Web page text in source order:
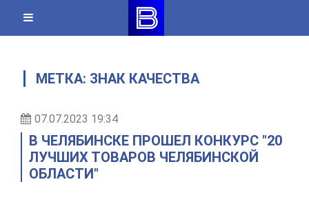
content
МЕТКА: ЗНАК КАЧЕСТВА
07.07.2023 19:34
В ЧЕЛЯБИНСКЕ ПРОШЕЛ КОНКУРС "20
ЛУЧШИХ ТОВАРОВ ЧЕЛЯБИНСКОЙ
ОБЛАСТИ"